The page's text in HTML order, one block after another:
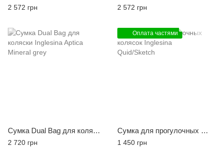
2 572 грн 2 572 грн
Сумка Dual Bag для коляски Inglesina Aptica Mineral grey
2 720 грн
Оплата частями
Сумка для прогулочных колясок Inglesina Quid/Sketch
1 450 грн